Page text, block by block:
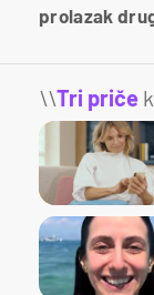
prolazak
\\Tri priče